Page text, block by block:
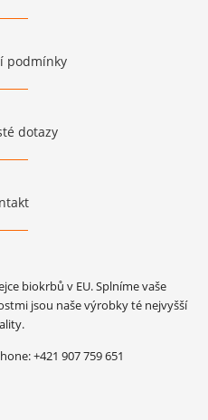
podmínky
dotazy
biokrbů v EU. Splníme vaše
jsou naše výrobky té nejvyšší
+421 907 759 651